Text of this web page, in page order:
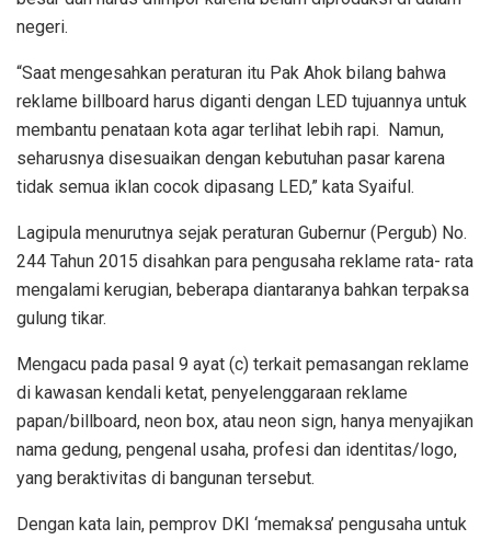
negeri.
“Saat mengesahkan peraturan itu Pak Ahok bilang bahwa
reklame billboard harus diganti dengan LED tujuannya untuk
membantu penataan kota agar terlihat lebih rapi. Namun,
seharusnya disesuaikan dengan kebutuhan pasar karena
tidak semua iklan cocok dipasang LED,” kata Syaiful.
Lagipula menurutnya sejak peraturan Gubernur (Pergub) No.
244 Tahun 2015 disahkan para pengusaha reklame rata- rata
mengalami kerugian, beberapa diantaranya bahkan terpaksa
gulung tikar.
Mengacu pada pasal 9 ayat (c) terkait pemasangan reklame
di kawasan kendali ketat, penyelenggaraan reklame
papan/billboard, neon box, atau neon sign, hanya menyajikan
nama gedung, pengenal usaha, profesi dan identitas/logo,
yang beraktivitas di bangunan tersebut.
Dengan kata lain, pemprov DKI ‘memaksa’ pengusaha untuk